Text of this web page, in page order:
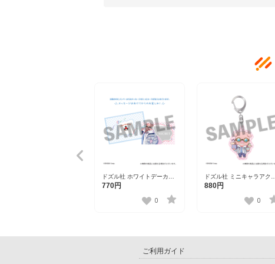
ドズル社 ホワイトデーカー
ド おおはらMEN
770円
0
ドズル社 ミニキャラアクリ
ルキーホルダー おおはら
880円
0
ご利用ガイド